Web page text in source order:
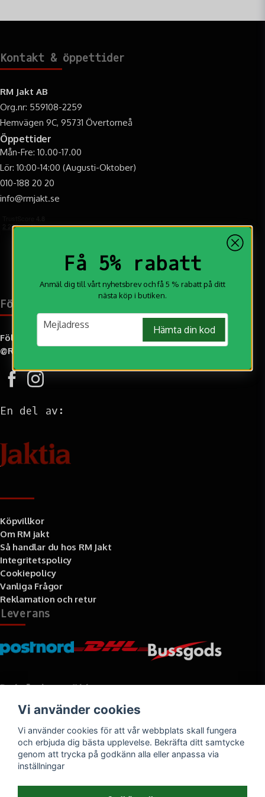
Få 5% rabatt
Anmäl dig till vårt nyhetsbrev och få 5 % rabatt på ditt
nästa köp i butiken.
email
Mejladress Hämta din kod
Kontakt & öppettider
RM Jakt AB
Org.nr: 559108-2259
Hemvägen 9C, 95731 Övertorneå
Öppettider
Mån-Fre: 10.00-17.00
Lör: 10:00-14:00 (Augusti-Oktober)
010-188 20 20
info@rmjakt.se
Följ oss på:
Följ oss gärna på Instagram och tagga oss i dina bilder
@RMjakt
En del av:
Köpvillkor
Om RM jakt
Så handlar du hos RM Jakt
Integritetspolicy
Cookiepolicy
Vanliga Frågor
Reklamation och retur
Leverans
Betalningssätt
Vi använder cookies
Vi använder cookies för att vår webbplats skall fungera
och erbjuda dig bästa upplevelse. Bekräfta ditt samtycke
genom att trycka på godkänn alla eller anpassa via
inställningar